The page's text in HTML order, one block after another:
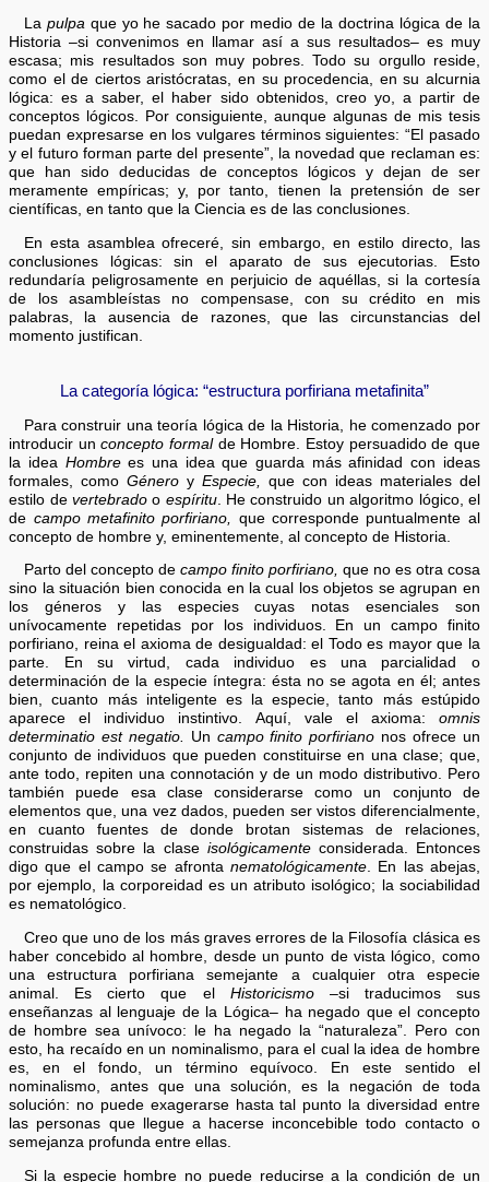
La pulpaque yo he sacado por medio de la doctrina lógica de la
Historia –si convenimos en llamar así a sus resultados– es muy
escasa; mis resultados son muy pobres. Todo su orgullo reside,
como el de ciertos aristócratas, en su procedencia, en su alcurnia
lógica: es a saber, el haber sido obtenidos, creo yo, a partir de
conceptos lógicos. Por consiguiente, aunque algunas de mis tesis
puedan expresarse en los vulgares términos siguientes: “El pasado
y el futuro forman parte del presente”, la novedad que reclaman es:
que han sido deducidas de conceptos lógicos y dejan de ser
meramente empíricas; y, por tanto, tienen la pretensión de ser
científicas, en tanto que la Ciencia es de las conclusiones.
En esta asamblea ofreceré, sin embargo, en estilo directo, las
conclusiones lógicas: sin el aparato de sus ejecutorias. Esto
redundaría peligrosamente en perjuicio de aquéllas, si la cortesía
de los asambleístas no compensase, con su crédito en mis
palabras, la ausencia de razones, que las circunstancias del
momento justifican.
La categoría lógica: “estructura porfiriana metafinita”
Para construir una teoría lógica de la Historia, he comenzado por
introducir unconcepto formalde Hombre. Estoy persuadido de que
la idea Hombrees una idea que guarda más afinidad con ideas
formales, comoGénero yEspecie,
que con ideas materiales del
estilo de vertebradoo espíritu. He construido un algoritmo lógico, el
de campo metafinito porfiriano,
que corresponde puntualmente al
concepto de hombre y, eminentemente, al concepto de Historia.
Parto del concepto de campo finito porfiriano, que no es otra cosa
sino la situación bien conocida en la cual los objetos se agrupan en
los géneros y las especies cuyas notas esenciales son
unívocamente repetidas por los individuos. En un campo finito
porfiriano, reina el axioma de desigualdad: el Todo es mayor que la
parte. En su virtud, cada individuo es una parcialidad o
determinación de la especie íntegra: ésta no se agota en él; antes
bien, cuanto más inteligente es la especie, tanto más estúpido
aparece el individuo instintivo. Aquí, vale el axioma: omnis
determinatio est negatio. Un campo finito porfiriano nos ofrece un
conjunto de individuos que pueden constituirse en una clase; que,
ante todo, repiten una connotación y de un modo distributivo. Pero
también puede esa clase considerarse como un conjunto de
elementos que, una vez dados, pueden ser vistos diferencialmente,
en cuanto fuentes de donde brotan sistemas de relaciones,
construidas sobre la clase isológicamenteconsiderada. Entonces
digo que el campo se afronta nematológicamente. En las abejas,
por ejemplo, la corporeidad es un atributo isológico; la sociabilidad
es nematológico.
Creo que uno de los más graves errores de la Filosofía clásica es
haber concebido al hombre, desde un punto de vista lógico, como
una estructura porfiriana semejante a cualquier otra especie
animal. Es cierto que el Historicismo–si traducimos sus
enseñanzas al lenguaje de la Lógica– ha negado que el concepto
de hombre sea unívoco: le ha negado la “naturaleza”. Pero con
esto, ha recaído en un nominalismo, para el cual la idea de hombre
es, en el fondo, un término equívoco. En este sentido el
nominalismo, antes que una solución, es la negación de toda
solución: no puede exagerarse hasta tal punto la diversidad entre
las personas que llegue a hacerse inconcebible todo contacto o
semejanza profunda entre ellas.
Si la especie hombre no puede reducirse a la condición de un